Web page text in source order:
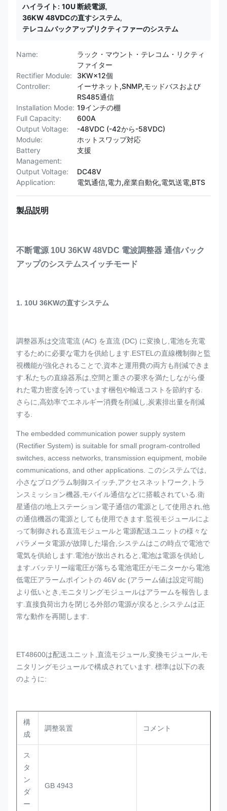
ハイライト: 10U 断続電源,
36KW 48VDCの直すシステム,
テレコムバックアップリクティファーのシステム
Name:
ラック・マウント・テレコム・リクティ
ファイター
Rectifier Module:
3KW×12個
Controller:
イーサネット,SNMP,モッドバスおよび
RS485通信
Installation Mode: 19インチの棚
Full Capacity:
600A
Output Voltage:
-48VDC (-42から-58VDC)
Module:
ホットスワップ対応
Battery
Management:
支援
Output Voltage:
DC48V
Application:
電気通信,電力,産業自動化,電気送電,BTS
製品説明
不断電源 10U 36KW 48VDC 電波調整器 通信バック
アップのシステムスイッチモード
1. 10U 36KWの直すシステム
調整器系は交流電流 (AC) を直流 (DC) に変換し,電池を充電
するために必要な電力を供給します.ESTELの直線機制御と監
視機能が強化されることで,資本と運用費の両方も削減できま
す.私たちの直線器系は,空間と重さの要求を満たしながら優
れた電力密度を誇っています梱包や輸送コストを節約する.
さらに,高効率でエネルギー消費を削減し,炭素排出量を削減
する.
The embedded communication power supply system
(Rectifier System) is suitable for small program-controlled
switches, access networks, transmission equipment, mobile
communications, and other applications. このシステムでは,
小さなプログラム制御スイッチ,アクセスネットワーク,トラ
ンスミッション機器,モバイル通信などに搭載されている.衛
星通信の地上ステーション電子通信の電源として使用され,他
の通信機器の電源としても使用できます.監視モジュールによ
って制御される直流モジュールと電源配送ユニットの様々な
パラメータ電源が故障した場合,システムはこの時点で電池で
電気を供給します.電池が放出されると,電池は電源を供給し
ます.バッテリー端電圧が落ちる電池電圧がモニターから電池
低電圧アラームポイントの 46V dc (アラーム値は設定可能)
より低いとき,モニタリングモジュールはアラームを報告しま
す.直接負荷出力を閉じる外部の電源が戻ると,システムは正
常な動作を再開します.
ET48600は配送ユニット,直流モジュール,変換モジュール,モ
ニタリングモジュールで構成されています. 標準は以下の表
のように:
構
成
調整装置 コメント
ス
タ
ン
ダ
ー
GB 4943